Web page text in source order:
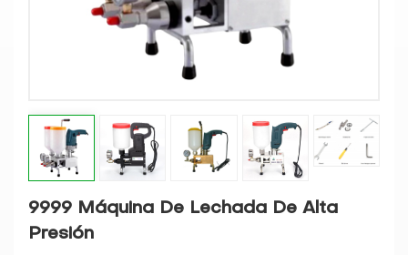
9999 Máquina De Lechada De Alta
Presión